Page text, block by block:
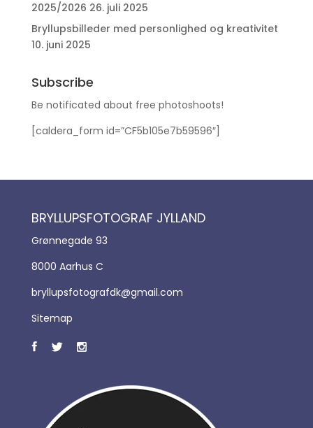
2025/2026 26. juli 2025
Bryllupsbilleder med personlighed og kreativitet
10. juni 2025
Subscribe
Be notificated about free photoshoots!
[caldera_form id=”CF5b105e7b59596″]
BRYLLUPSFOTOGRAF JYLLAND
Grønnegade 93
8000 Aarhus C
bryllupsfotografdk@gmail.com
Sitemap